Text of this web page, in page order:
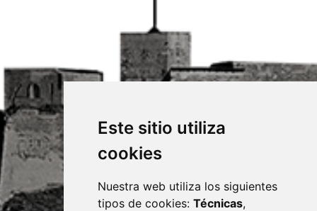
Este sitio utiliza
cookies
Nuestra web utiliza los siguientes
tipos de cookies: Técnicas,